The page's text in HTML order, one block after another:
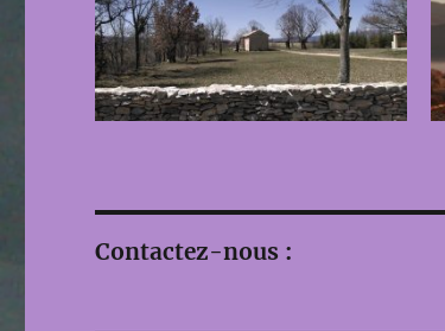
Contactez-nous :